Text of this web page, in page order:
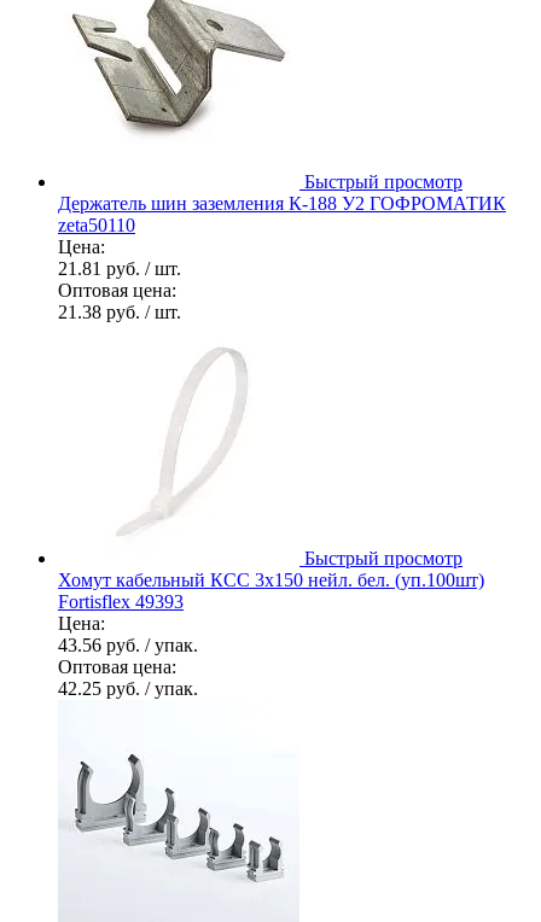
Быстрый просмотр
Держатель шин заземления К-188 У2 ГОФРОМАТИК
zeta50110
Цена:
21.81 руб. / шт.
Оптовая цена:
21.38 руб. / шт.
Быстрый просмотр
Хомут кабельный КСС 3х150 нейл. бел. (уп.100шт)
Fortisflex 49393
Цена:
43.56 руб. / упак.
Оптовая цена:
42.25 руб. / упак.